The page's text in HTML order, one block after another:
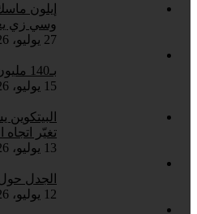
إيلون
وسي زي
27 يوليو، 2026
بـ140 مليون دولار وانتهاء التوزيع الكبير
15 يوليو، 2026
تغيّر
13 يوليو، 2026
الجدل
12 يوليو، 2026